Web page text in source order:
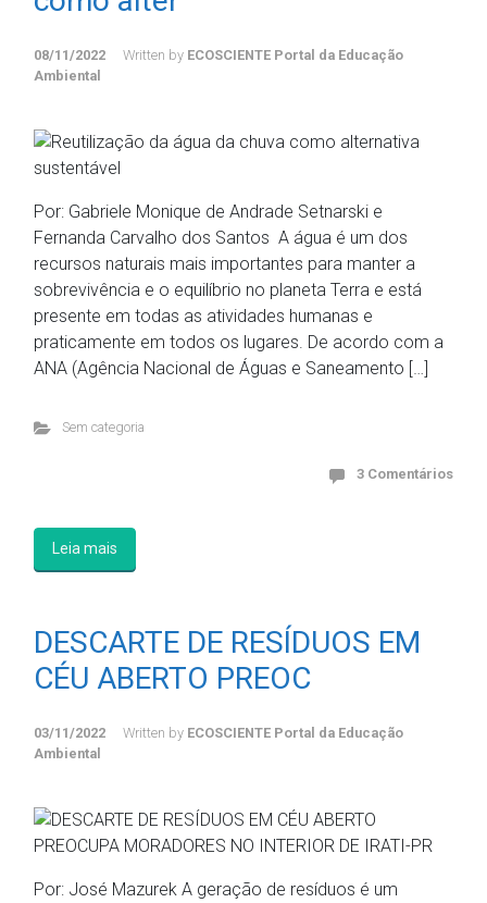
08/11/2022 Written by ECOSCIENTE Portal da Educação
Ambiental
Por: Gabriele Monique de Andrade Setnarski e
Fernanda Carvalho dos Santos A água é um dos
recursos naturais mais importantes para manter a
sobrevivência e o equilíbrio no planeta Terra e está
presente em todas as atividades humanas e
praticamente em todos os lugares. De acordo com a
ANA (Agência Nacional de Águas e Saneamento […]
Sem categoria
3 Comentários
Leia mais
DESCARTE DE RESÍDUOS EM
CÉU ABERTO PREOC
03/11/2022 Written by ECOSCIENTE Portal da Educação
Ambiental
Por: José Mazurek A geração de resíduos é um